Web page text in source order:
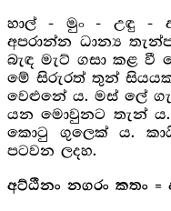
හාල් - මුං - උඳු -
අපරාන්න ධාන්‍ය
බැඳ මැට් ගසා කළ
මේ සිරුරත් තුන්
වෙළුනේ ය. මස් ලේ
යන මොවුනට තැන්
කොටු ගුලෙක් ය.
පටවන ලදහ.
අට්ඨීනං නගරං කතං =